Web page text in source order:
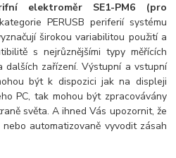
elektroměr SE1-PM6 (pro
PERUSB periferií systému
širokou variabilitou použití a
s nejrůznějšími typy měřících
dalších zařízení. Výstupní a vstupní
být k dispozici jak na displeji
PC, tak mohou být zpracovávány
světa. A ihned Vás upozornit, že
automatizovaně vyvodit zásah